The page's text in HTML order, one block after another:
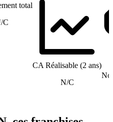
total
C
CA Réalisable (2 ans)
N/C